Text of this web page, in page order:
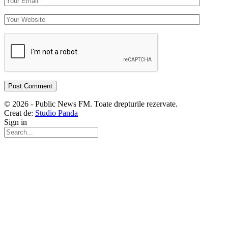
© 2026 - Public News FM. Toate drepturile rezervate.
Creat de: Studio Panda
Sign in